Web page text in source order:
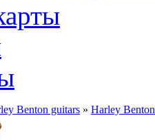
Benton guitars » Harley